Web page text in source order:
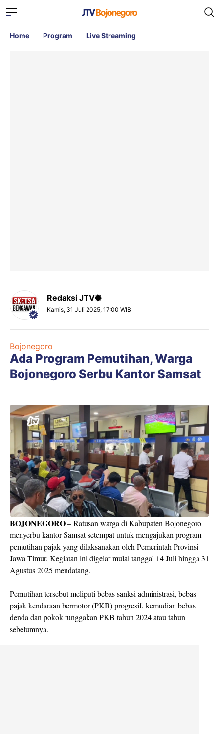
Home Program Live Streaming
Redaksi JTV
Kamis, 31 Juli 2025, 17:00 WIB
Bojonegoro
Ada Program Pemutihan, Warga
Bojonegoro Serbu Kantor Samsat
BOJONEGORO– Ratusan warga di Kabupaten Bojonegoro
menyerbu kantor Samsat setempat untuk mengajukan program
pemutihan pajak yang dilaksanakan oleh Pemerintah Provinsi
Jawa Timur. Kegiatan ini digelar mulai tanggal 14 Juli hingga 31
Agustus 2025 mendatang.
Pemutihan tersebut meliputi bebas sanksi administrasi, bebas
pajak kendaraan bermotor (PKB) progresif, kemudian bebas
denda dan pokok tunggakan PKB tahun 2024 atau tahun
sebelumnya.